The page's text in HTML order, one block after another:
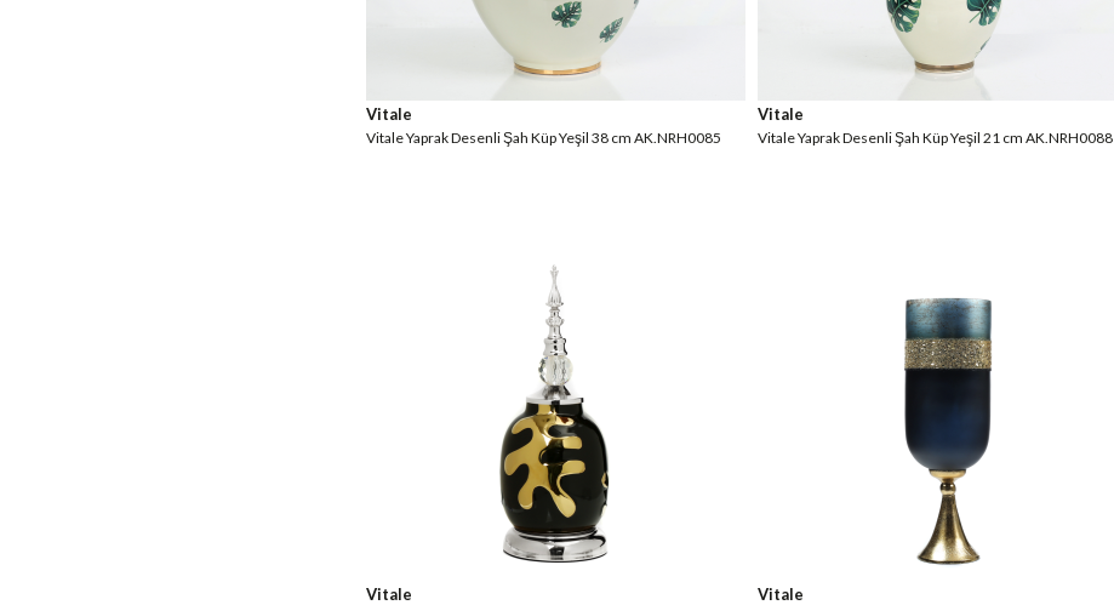
Vitale
Vitale Yaprak Desenli Şah Küp Yeşil 38 cm AK.NRH0085
Vitale
Vitale Yaprak Desenli Şah Küp Yeşil 21 cm AK.NRH0088
Vitale Vitale